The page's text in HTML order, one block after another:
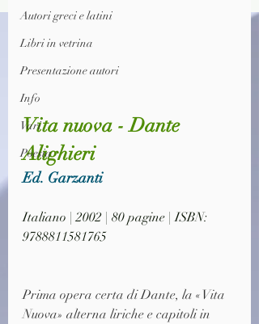
Autori greci e latini
Libri in vetrina
Presentazione autori
Info
Vari
Poesia
Vita nuova - Dante
Alighieri
Ed. Garzanti
Italiano | 2002 | 80 pagine | ISBN:
9788811581765
Prima opera certa di Dante, la «Vita
Nuova» alterna liriche e capitoli in